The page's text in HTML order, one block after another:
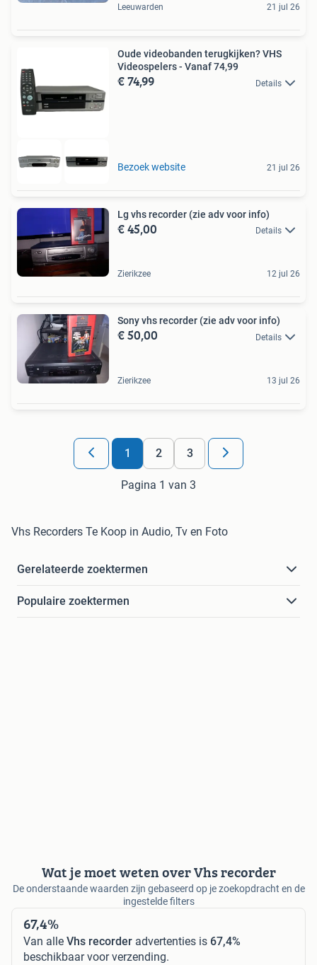
Leeuwarden 21 jul 26
Oude videobanden terugkijken? VHS
Videospelers - Vanaf 74,99
€ 74,99 Details
Bezoek website 21 jul 26
Lg vhs recorder (zie adv voor info)
€ 45,00 Details
Zierikzee 12 jul 26
Sony vhs recorder (zie adv voor info)
€ 50,00 Details
Zierikzee 13 jul 26
1 2 3
Pagina 1 van 3
Vhs Recorders Te Koop in Audio, Tv en Foto
Gerelateerde zoektermen
Populaire zoektermen
Wat je moet weten over Vhs recorder
De onderstaande waarden zijn gebaseerd op je zoekopdracht en de
ingestelde filters
67,4%
Van alle Vhs recorder advertenties is 67,4%
beschikbaar voor verzending.